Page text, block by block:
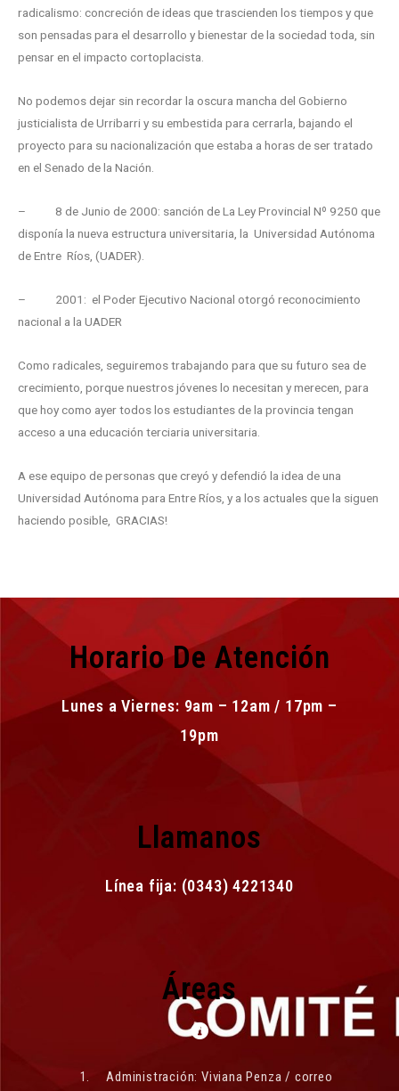
radicalismo: concreción de ideas que trascienden los tiempos y que
son pensadas para el desarrollo y bienestar de la sociedad toda, sin
pensar en el impacto cortoplacista.
No podemos dejar sin recordar la oscura mancha del Gobierno
justicialista de Urribarri y su embestida para cerrarla, bajando el
proyecto para su nacionalización que estaba a horas de ser tratado
en el Senado de la Nación.
– 8 de Junio de 2000: sanción de La Ley Provincial Nº 9250 que
disponía la nueva estructura universitaria, la Universidad Autónoma
de Entre Ríos, (UADER).
– 2001: el Poder Ejecutivo Nacional otorgó reconocimiento
nacional a la UADER
Como radicales, seguiremos trabajando para que su futuro sea de
crecimiento, porque nuestros jóvenes lo necesitan y merecen, para
que hoy como ayer todos los estudiantes de la provincia tengan
acceso a una educación terciaria universitaria.
A ese equipo de personas que creyó y defendió la idea de una
Universidad Autónoma para Entre Ríos, y a los actuales que la siguen
haciendo posible, GRACIAS!
Horario De Atención
Lunes a Viernes: 9am – 12am / 17pm –
19pm
Llamanos
Línea fija: (0343) 4221340
Áreas
Administración: Viviana Penza / correo